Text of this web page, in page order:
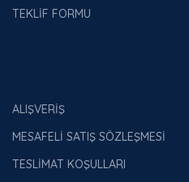
TEKLİF FORMU
ALIŞVERİŞ
MESAFELİ SATIŞ SÖZLEŞMESİ
TESLİMAT KOŞULLARI